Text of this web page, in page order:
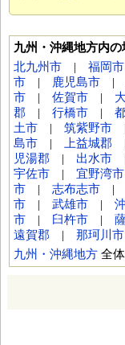
九州・沖縄地方内
北九州市 | 福岡市
市 | 鹿児島市 |
市 | 佐賀市 |
郡 | 行橋市 |
土市 | 筑紫野市
島市 | 上益城郡
児湯郡 | 出水市
宇佐市 | 宜野湾市
市 | 志布志市 |
市 | 武雄市 |
市 | 臼杵市 |
遠賀郡 | 那珂川市
九州・沖縄地方 全